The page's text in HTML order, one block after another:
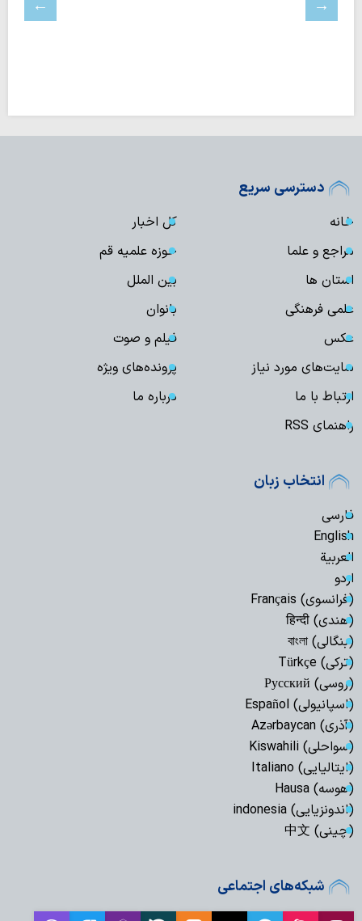
دسترسی سریع
خانه
کل اخبار
مراجع و علما
حوزه علمیه قم
استان ها
بین الملل
علمی فرهنگی
بانوان
عکس
فیلم و صوت
سایت‌های مورد نیاز
پرونده‌های ویژه
ارتباط با ما
درباره ما
راهنمای RSS
انتخاب زبان
فارسی
English
العربیة
اردو
(فرانسوی) Français
(هندی) हिन्दी
(بنگالی) বাংলা
(ترکی) Türkçe
(روسی) Русский
(اسپانیولی) Español
(آذری) Azərbaycan
(سواحلی) Kiswahili
(ایتالیایی) Italiano
(هوسه) Hausa
(اندونزیایی) indonesia
(چینی) 中文
شبکه‌های اجتماعی